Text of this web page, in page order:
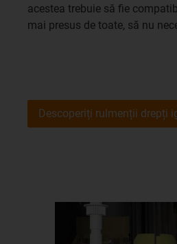
acestea trebuie să fie
mai presus de toate, să nu
Descoperiți rulmenții drepți